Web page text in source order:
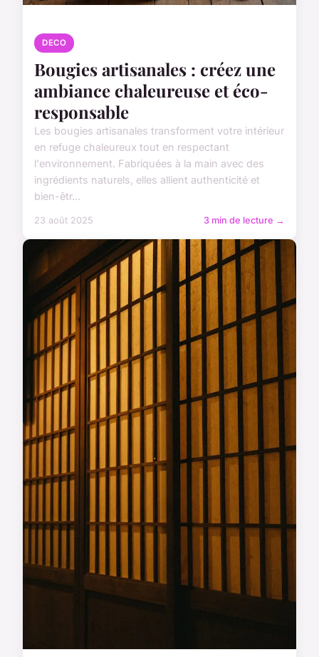
DECO
Bougies artisanales : créez une
ambiance chaleureuse et éco-
responsable
Les bougies artisanales transforment votre intérieur
en refuge chaleureux tout en respectant
l'environnement. Fabriquées à la main avec des
ingrédients naturels, elles allient authenticité et
bien-êtr...
23 août 2025 3 min de lecture →